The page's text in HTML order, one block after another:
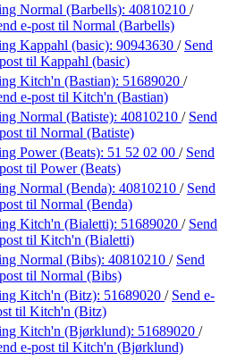
Normal (Barbells): 40810210 /
e-post til Normal (Barbells)
Kappahl (basic): 90943630 / Send
til Kappahl (basic)
Kitch'n (Bastian): 51689020 /
e-post til Kitch'n (Bastian)
Normal (Batiste): 40810210 / Send
til Normal (Batiste)
Power (Beats): 51 52 02 00 / Send
til Power (Beats)
Normal (Benda): 40810210 / Send
til Normal (Benda)
Kitch'n (Bialetti): 51689020 / Send
til Kitch'n (Bialetti)
Normal (Bibs): 40810210 / Send
til Normal (Bibs)
Kitch'n (Bitz): 51689020 / Send e-
til Kitch'n (Bitz)
Kitch'n (Bjørklund): 51689020 /
e-post til Kitch'n (Bjørklund)